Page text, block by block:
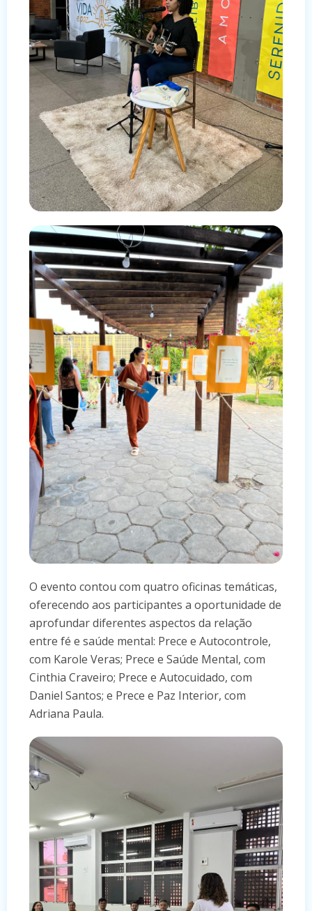
O evento contou com quatro oficinas temáticas,
oferecendo aos participantes a oportunidade de
aprofundar diferentes aspectos da relação
entre fé e saúde mental: Prece e Autocontrole,
com Karole Veras; Prece e Saúde Mental, com
Cinthia Craveiro; Prece e Autocuidado, com
Daniel Santos; e Prece e Paz Interior, com
Adriana Paula.